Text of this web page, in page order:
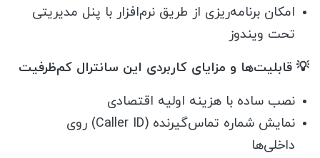
امکان برنامه‌ریزی از طریق نرم‌افزار با پنل مدیریتی
تحت ویندوز
💡 قابلیت‌ها و مزایای کاربردی این سانترال کم‌ظرفیت
نصب ساده با هزینه اولیه اقتصادی
نمایش شماره تماس‌گیرنده (Caller ID) روی
داخلی‌ها